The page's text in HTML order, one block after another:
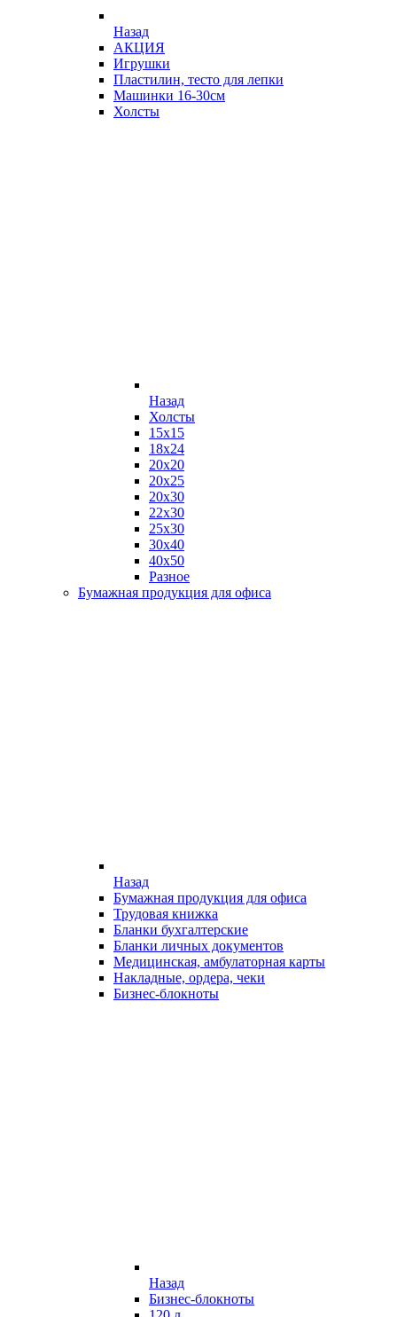
Назад
АКЦИЯ
Игрушки
Пластилин, тесто для лепки
Машинки 16-30см
Холсты
Назад
Холсты
15х15
18х24
20х20
20х25
20х30
22х30
25х30
30х40
40х50
Разное
Бумажная продукция для офиса
Назад
Бумажная продукция для офиса
Трудовая книжка
Бланки бухгалтерские
Бланки личных документов
Медицинская, амбулаторная карты
Накладные, ордера, чеки
Бизнес-блокноты
Назад
Бизнес-блокноты